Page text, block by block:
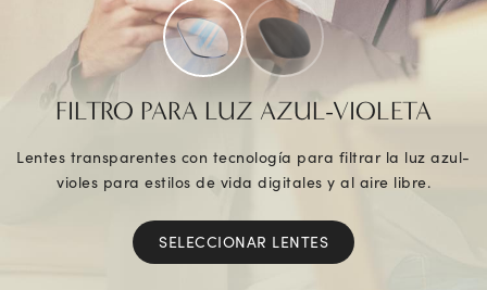
FILTRO PARA LUZ AZUL-VIOLETA
Lentes transparentes con tecnología para filtrar la luz azul-
violes para estilos de vida digitales y al aire libre.
SELECCIONAR LENTES